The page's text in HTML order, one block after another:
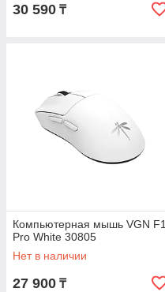
30 590 ₸
Компьютерная мышь VGN F1
Pro White 30805
Нет в наличии
27 900 ₸